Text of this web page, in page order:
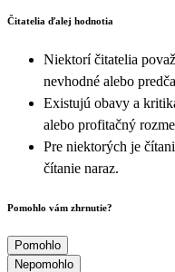
Čitatelia ďalej hodnotia
Niektorí čitatelia
nevhodné alebo
Existujú obavy a
alebo profitačný
Pre niektorých je
čítanie naraz.
Pomohlo vám zhrnutie?
Pomohlo
Nepomohlo